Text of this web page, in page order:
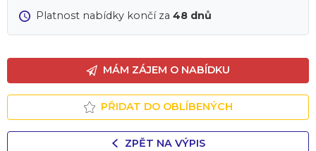
Platnost nabídky končí za 48 dnů
MÁM ZÁJEM O NABÍDKU
PŘIDAT DO OBLÍBENÝCH
ZPĚT NA VÝPIS